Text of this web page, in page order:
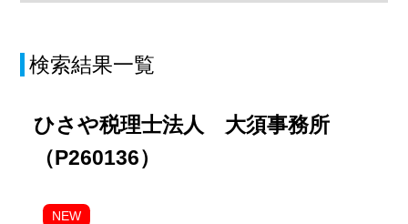
検索結果一覧
ひさや税理士法人 大須事務所
（P260136）
NEW